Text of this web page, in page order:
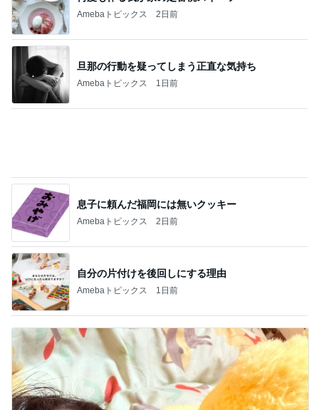
母も欲しがった1体千円のお守り
原田龍二 気ままな愛猫との楽しみ
Amebaトピックス 1日前
駅直結の人気店で初の全粒粉スコーン
Amebaトピックス 1日前